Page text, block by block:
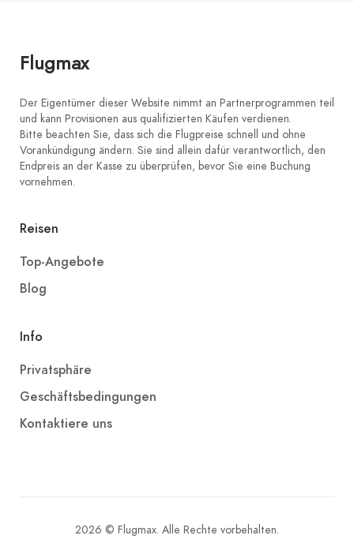
Flugmax
Der Eigentümer dieser Website nimmt an Partnerprogrammen teil
und kann Provisionen aus qualifizierten Käufen verdienen.
Bitte beachten Sie, dass sich die Flugpreise schnell und ohne
Vorankündigung ändern. Sie sind allein dafür verantwortlich, den
Endpreis an der Kasse zu überprüfen, bevor Sie eine Buchung
vornehmen.
Reisen
Top-Angebote
Blog
Info
Privatsphäre
Geschäftsbedingungen
Kontaktiere uns
2026 © Flugmax. Alle Rechte vorbehalten.